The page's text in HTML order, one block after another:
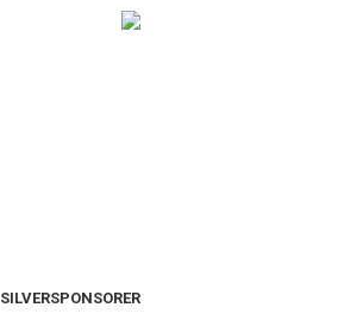
SILVERSPONSORER